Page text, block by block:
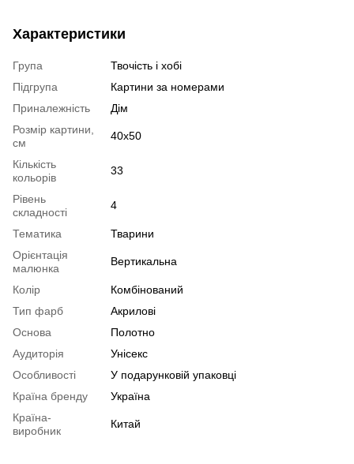
Характеристики
Група
Твочість і хобі
Підгрупа
Картини за номерами
Приналежність
Дім
Розмір картини,
см
40х50
Кількість
кольорів
33
Рівень
складності
4
Тематика
Тварини
Орієнтація
малюнка
Вертикальна
Колір
Комбінований
Тип фарб
Акрилові
Основа
Полотно
Аудиторія
Унісекс
Особливості
У подарунковій упаковці
Країна бренду
Україна
Країна-
виробник
Китай